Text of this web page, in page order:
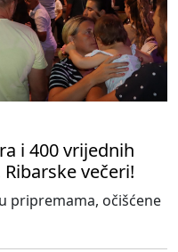
i 400 vrijednih
večeri!
pripremama, očišćene